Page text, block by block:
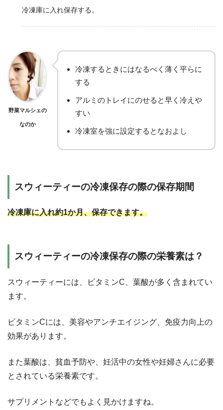
冷凍庫に入れ保存する。
野菜マルシェの
なのか
冷凍するときにはなるべく薄く平らに
する
アルミのトレイにのせると早く冷えや
すい
冷凍室を強に設定するとなおよし
スウィーティーの冷凍保存の際の保存期間
冷凍庫に入れ約1か月、保存できます。
スウィーティーの冷凍保存の際の栄養素は？
スウィーティーには、ビタミンC、葉酸が多く含まれてい
ます。
ビタミンCには、美容やアンチエイジング、免疫力向上の
効果があります。
また葉酸は、貧血予防や、妊活中の女性や妊婦さんに必要
とされている栄養素です。
サプリメントなどでもよく見かけますね。